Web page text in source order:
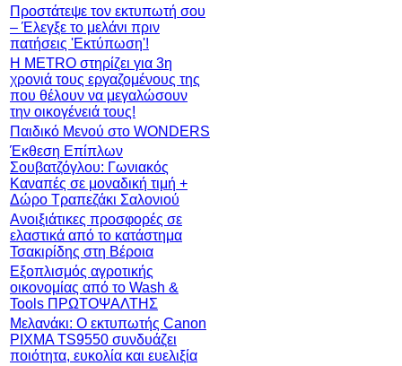
Προστάτεψε τον εκτυπωτή σου
– Έλεγξε το μελάνι πριν
πατήσεις 'Εκτύπωση'!
Η METRO στηρίζει για 3η
χρονιά τους εργαζομένους της
που θέλουν να μεγαλώσουν
την οικογένειά τους!
Παιδικό Μενού στο WONDERS
Έκθεση Επίπλων
Σουβατζόγλου: Γωνιακός
Καναπές σε μοναδική τιμή +
Δώρο Τραπεζάκι Σαλονιού
Ανοιξιάτικες προσφορές σε
ελαστικά από το κατάστημα
Τσακιρίδης στη Βέροια
Εξοπλισμός αγροτικής
οικονομίας από το Wash &
Tools ΠΡΩΤΟΨΑΛΤΗΣ
Μελανάκι: Ο εκτυπωτής Canon
PIXMA TS9550 συνδυάζει
ποιότητα, ευκολία και ευελιξία